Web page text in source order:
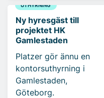
UTHYRNING
Ny hyresgäst till
projektet HK
Gamlestaden
Platzer gör ännu en
kontorsuthyrning i
Gamlestaden,
Göteborg.